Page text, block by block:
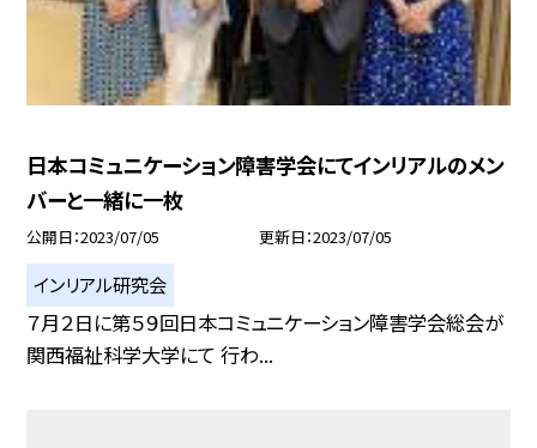
日本コミュニケーション障害学会にてインリアルのメン
バーと一緒に一枚
公開日 2023/07/05 更新日 2023/07/05
インリアル研究会
７月２日に第５９回日本コミュニケーション障害学会総会が
関西福祉科学大学にて 行わ...